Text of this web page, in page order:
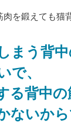
を鍛えても猫
まう背
で、
る背中の
ないから